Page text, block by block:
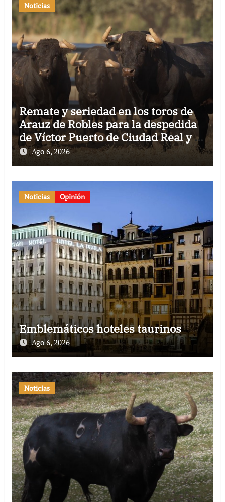
Noticias
Remate y seriedad en los toros de
Arauz de Robles para la despedida
de Víctor Puerto de Ciudad Real y el
gran momento de Luque y Navalón
Ago 6, 2026
Noticias Opinión
Emblemáticos hoteles taurinos
Ago 6, 2026
Noticias